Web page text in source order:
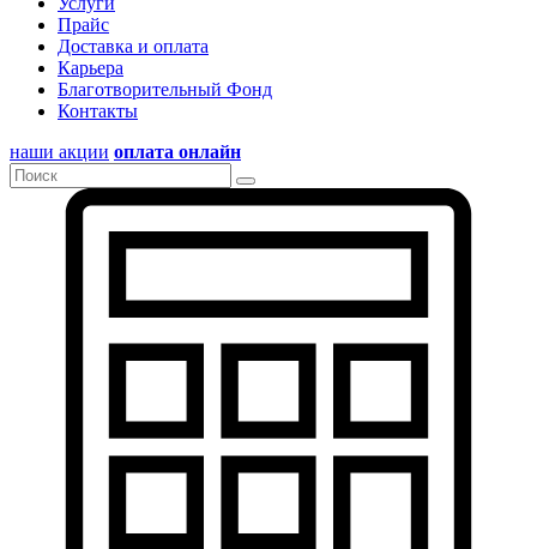
Прайс
Доставка и оплата
Карьера
Благотворительный Фонд
Контакты
наши акции оплата онлайн